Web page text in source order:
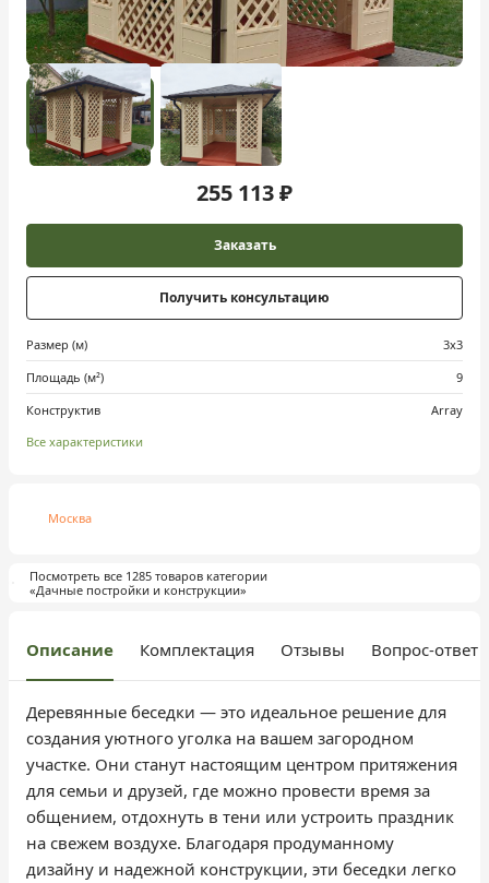
255 113 ₽
Заказать
Получить консультацию
Размер (м)
3х3
Площадь (м²)
9
Конструктив
Array
Все характеристики
Москва
Посмотреть все 1285 товаров категории
«Дачные постройки и конструкции»
Описание Комплектация Отзывы Вопрос-ответ
Деревянные беседки — это идеальное решение для
создания уютного уголка на вашем загородном
участке. Они станут настоящим центром притяжения
для семьи и друзей, где можно провести время за
общением, отдохнуть в тени или устроить праздник
на свежем воздухе. Благодаря продуманному
дизайну и надежной конструкции, эти беседки легко